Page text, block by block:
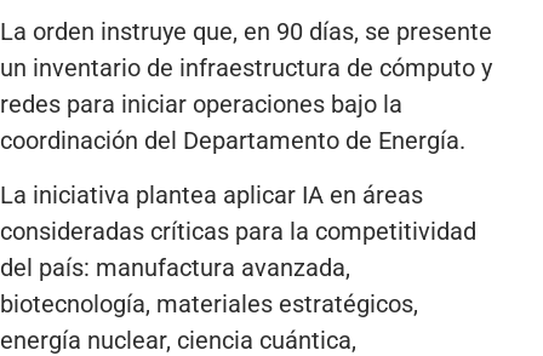
La orden instruye que, en 90 días, se presente
un inventario de infraestructura de cómputo y
redes para iniciar operaciones bajo la
coordinación del Departamento de Energía.
La iniciativa plantea aplicar IA en áreas
consideradas críticas para la competitividad
del país: manufactura avanzada,
biotecnología, materiales estratégicos,
energía nuclear, ciencia cuántica,